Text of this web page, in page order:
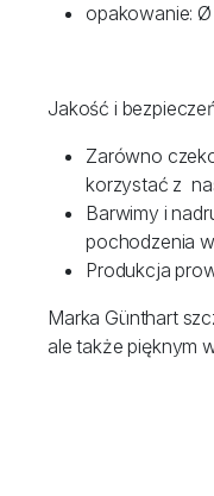
opakowanie: Ø
Jakość i
Zarówno
korzystać z
Barwimy i
pochodzenia
Produkcja
Marka Günthart
ale także pięknym